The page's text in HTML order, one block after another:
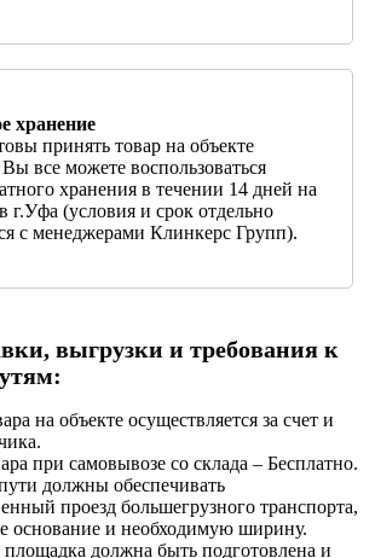
хранение
принять товар на объекте
Вы все можете воспользоваться
хранения в течении 14 дней на
г.Уфа (условия и срок отдельно
с менеджерами Клинкерс Групп).
выгрузки и требования к
на объекте осуществляется за счет и
при самовывозе со склада – Бесплатно.
должны обеспечивать
проезд большегрузного транспорта,
основание и необходимую ширину.
площадка должна быть подготовлена и